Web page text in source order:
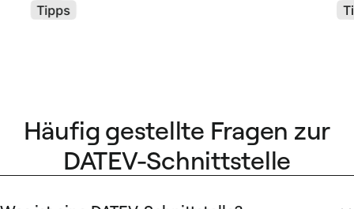
Tipps
Häufig gestellte Fragen zur
DATEV-Schnittstelle